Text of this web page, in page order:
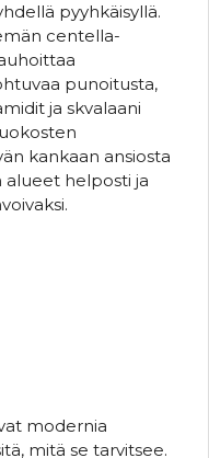
pyyhkäisyllä.
centella-
punoitusta,
ja skvalaani
kankaan ansiosta
helposti ja
modernia
mitä se tarvitsee.